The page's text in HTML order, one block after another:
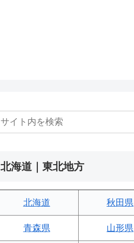
北海道｜東北地方
北海道 秋田県
青森県 山形県